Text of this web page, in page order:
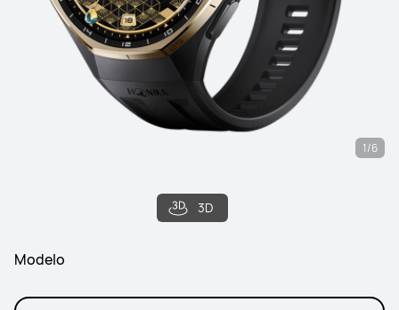
3D
1/6
Modelo